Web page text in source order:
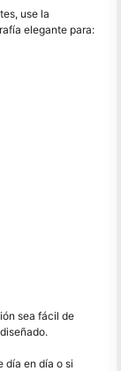
use la
elegante para:
sea fácil de
día en día o si